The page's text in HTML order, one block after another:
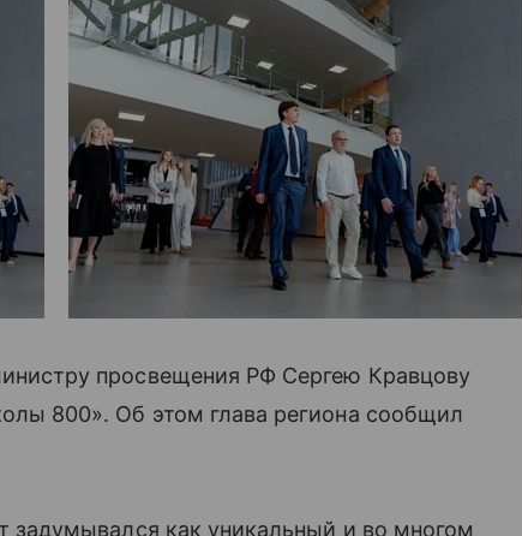
просвещения РФ Сергею Кравцову
800». Об этом глава региона сообщил
задумывался как уникальный и во многом